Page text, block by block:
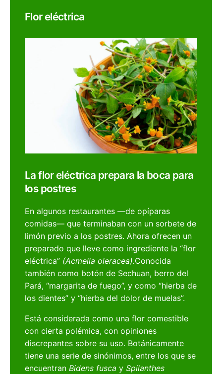
Flor eléctrica
La flor eléctrica prepara la boca para
los postres
En algunos restaurantes —de opíparas
comidas— que terminaban con un sorbete de
limón previo a los postres. Ahora ofrecen un
preparado que lleve como ingrediente la “flor
eléctrica” (Acmella oleracea).Conocida
también como botón de Sechuan, berro del
Pará, “margarita de fuego”, y como “hierba de
los dientes” y “hierba del dolor de muelas”.
Está considerada como una flor comestible
con cierta polémica, con opiniones
discrepantes sobre su uso. Botánicamente
tiene una serie de sinónimos, entre los que se
encuentranBidens fusca ySpilanthes